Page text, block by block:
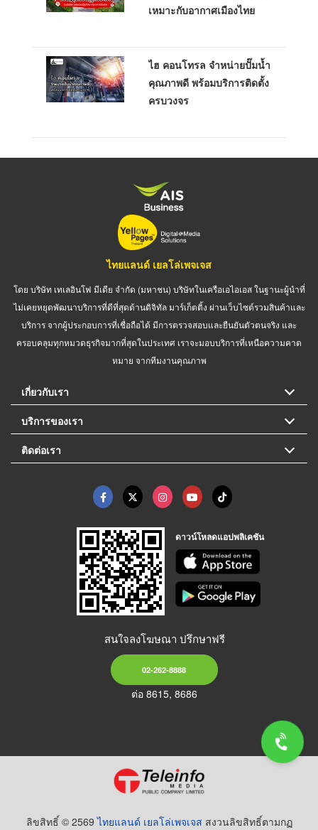
เหมาะกับอากาศเมืองไทย
ไฮ คอนโทรล จำหน่ายปั๊มน้ำ
คุณภาพดี พร้อมบริการติดตั้ง
ครบวงจร
ไทยแลนด์ เยลโล่เพจเจส
โดย บริษัท เทเลอินโฟ มีเดีย จำกัด (มหาชน) บริษัทในเครือเอไอเอส ในฐานะผู้นำที่
ไม่เคยหยุดพัฒนาบริการที่ดีที่สุดด้านดิจิทัล มาร์เก็ตติ้ง ผ่านเว็บไซต์รวมสินค้าและ
บริการ จากผู้ประกอบการที่เชื่อถือได้ มีการตรวจสอบและยืนยันตัวตนจริง และ
ครอบคลุมทุกหมวดธุรกิจมากที่สุดในประเทศ เราจะมอบบริการที่เหนือความคาด
หมาย จากทีมงานคุณภาพ
เกี่ยวกับเรา
บริการของเรา
ติดต่อเรา
ดาวน์โหลดแอปพลิเคชัน
สนใจลงโฆษณา ปรึกษาฟรี
02-262-8888
ต่อ 8615, 8686
ลิขสิทธิ์ © 2569ไทยแลนด์ เยลโล่เพจเจส สงวนลิขสิทธิ์ตามกฏ